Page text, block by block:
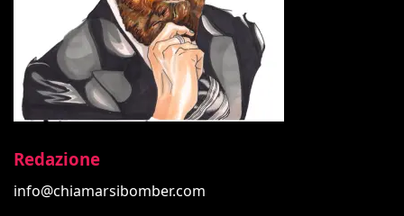
Redazione
info@chiamarsibomber.com